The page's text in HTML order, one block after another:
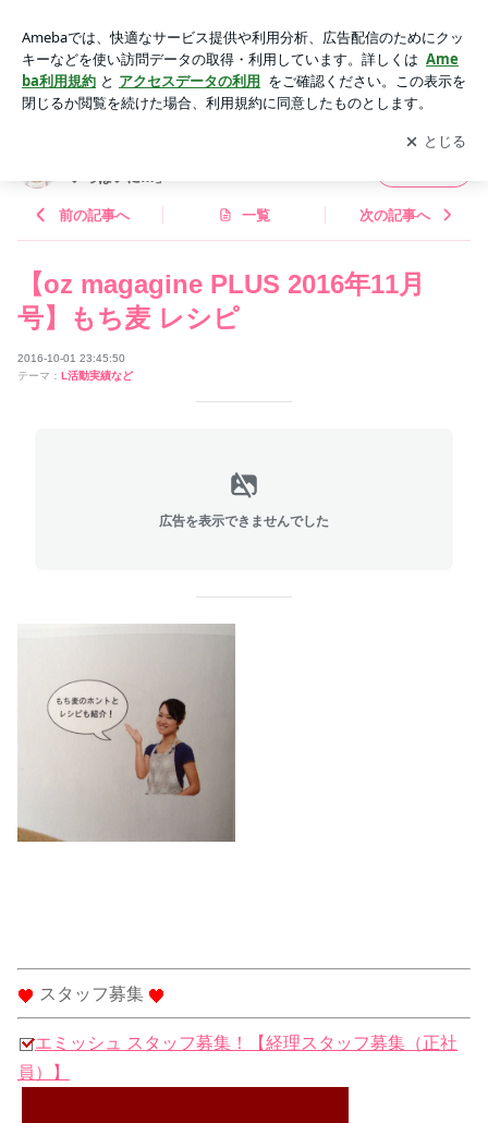
希オフィシャルブログ「食卓を笑みでいっぱいに…」 Powere
d by Ameba
アプリをダウンロードして ブログの更新通知
を受け取りまし
ょう。
開く
いっぱいに…」
前の記事へ 一覧 次の記事へ
【oz magagine PLUS 2016年11月
号】もち麦 レシピ
2016-10-01 23:45:50
テーマ： L活動実績など
広告を表示できませんでした
スタッフ募集
エミッシュ スタッフ募集！【経理スタッフ募集（正社
員）】